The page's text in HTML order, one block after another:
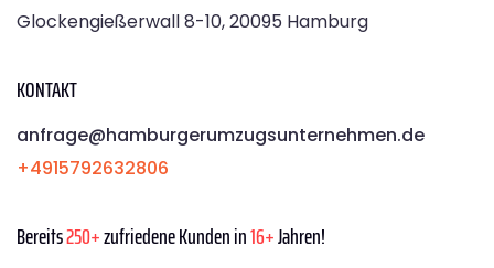
Glockengießerwall 8-10, 20095 Hamburg
KONTAKT
anfrage@hamburgerumzugsunternehmen.de
+4915792632806
Bereits250+zufriedene Kunden in16+Jahren!